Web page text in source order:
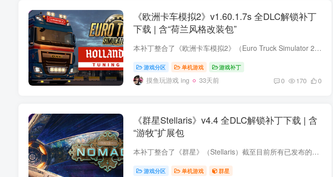
《欧洲卡车模拟2》v1.60.1.7s 全DLC解锁补丁
下载 | 含“荷兰风格改装包”
本补丁整合了《欧洲卡车模拟2》（Euro Truck Simulator 2）截至目前所有已发布的DLC扩展内容，包括最新于2026年6月30日正式上线的“荷兰风格改装包”（Holland Style Tuning Pack），同步收录了...
游戏分区 单机游戏 游戏补丁
摸鱼玩游戏 ing 33天前 0 170 0
《群星Stellaris》v4.4 全DLC解锁补丁下载 | 含
“游牧”扩展包
本补丁整合了《群星》（Stellaris）截至目前所有已发布的DLC扩展内容，包括最新于2026年6月15日正式上线的“游牧”（Nomads）扩展包，同步收录了伴随DLC推出的4.4版本更新（代号“飞马座”）带...
游戏分区 单机游戏 群星